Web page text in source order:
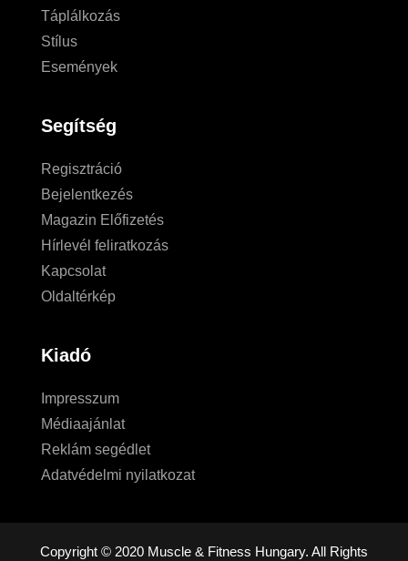
Táplálkozás
Stílus
Események
Segítség
Regisztráció
Bejelentkezés
Magazin Előfizetés
Hírlevél feliratkozás
Kapcsolat
Oldaltérkép
Kiadó
Impresszum
Médiaajánlat
Reklám segédlet
Adatvédelmi nyilatkozat
Copyright © 2020 Muscle & Fitness Hungary. All Rights